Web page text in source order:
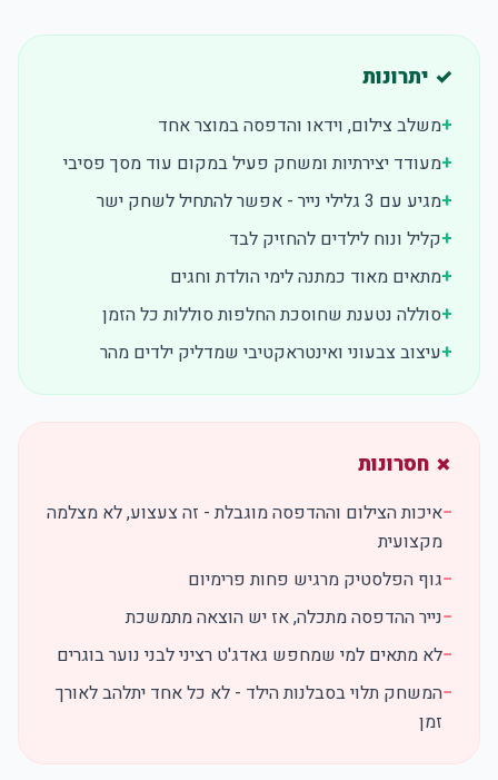
✓ יתרונות
+משלב צילום, וידאו והדפסה במוצר אחד
+מעודד יצירתיות ומשחק פעיל במקום עוד מסך פסיבי
+מגיע עם 3 גלילי נייר - אפשר להתחיל לשחק ישר
+קליל ונוח לילדים להחזיק לבד
+מתאים מאוד כמתנה לימי הולדת וחגים
+סוללה נטענת שחוסכת החלפות סוללות כל הזמן
+עיצוב צבעוני ואינטראקטיבי שמדליק ילדים מהר
✗ חסרונות
−איכות הצילום וההדפסה מוגבלת - זה צעצוע, לא מצלמה
מקצועית
−גוף הפלסטיק מרגיש פחות פרימיום
−נייר ההדפסה מתכלה, אז יש הוצאה מתמשכת
−לא מתאים למי שמחפש גאדג'ט רציני לבני נוער בוגרים
−המשחק תלוי בסבלנות הילד - לא כל אחד יתלהב לאורך
זמן